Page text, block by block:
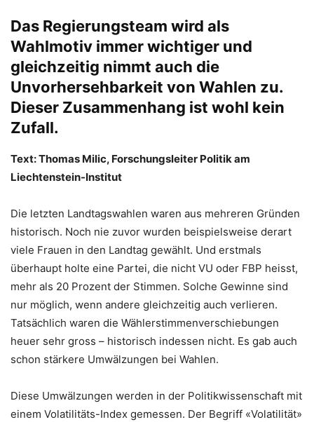
Das Regierungsteam wird als
Wahlmotiv immer wichtiger und
gleichzeitig nimmt auch die
Unvorhersehbarkeit von Wahlen zu.
Dieser Zusammenhang ist wohl kein
Zufall.
Text: Thomas Milic, Forschungsleiter Politik am
Liechtenstein-Institut
Die letzten Landtagswahlen waren aus mehreren Gründen
historisch. Noch nie zuvor wurden beispielsweise derart
viele Frauen in den Landtag gewählt. Und erstmals
überhaupt holte eine Partei, die nicht VU oder FBP heisst,
mehr als 20 Prozent der Stimmen. Solche Gewinne sind
nur möglich, wenn andere gleichzeitig auch verlieren.
Tatsächlich waren die Wählerstimmenverschiebungen
heuer sehr gross – historisch indessen nicht. Es gab auch
schon stärkere Umwälzungen bei Wahlen.
Diese Umwälzungen werden in der Politikwissenschaft mit
einem Volatilitäts-Index gemessen. Der Begriff «Volatilität»